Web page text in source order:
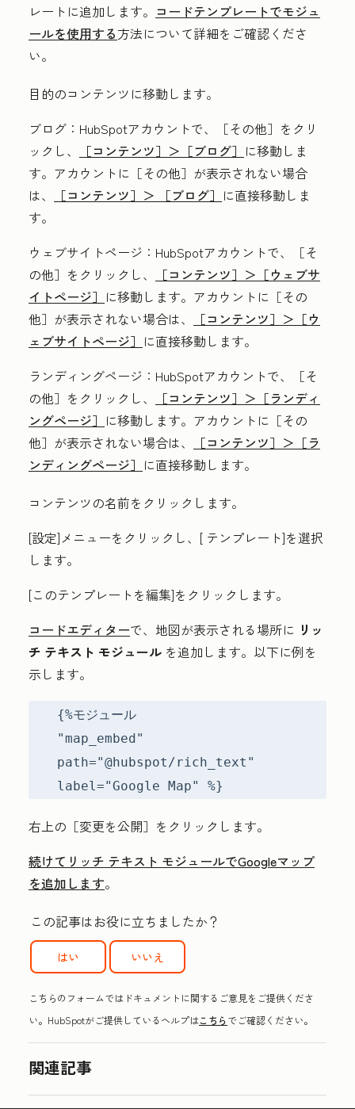
レートに追加します。 コードテンプレートでモジュ
ールを使用する方法について詳細をご確認くださ
い。
目的のコンテンツに移動します。
ブログ ：HubSpotアカウントで、
［その他］をクリ
ックし、
［コンテンツ］＞ ［ブログ］ に移動しま
す。アカウントに ［その他］が表示されない場合
は、
［コンテンツ］＞ ［ブログ］ に直接移動しま
す。
ウェブサイトページ ：HubSpotアカウントで、
［そ
の他］をクリックし、
［コンテンツ］＞ ［ウェブサ
イトページ］ に移動します。アカウントに ［その
他］が表示されない場合は、
［コンテンツ］＞ ［ウ
ェブサイトページ］ に直接移動します。
ランディングページ ：HubSpotアカウントで、
［そ
の他］をクリックし、
［コンテンツ］＞ ［ランディ
ングページ］ に移動します。アカウントに ［その
他］が表示されない場合は、
［コンテンツ］＞ ［ラ
ンディングページ］ に直接移動します。
コンテンツの名前をクリックします。
[設定]メニューをクリックし、[ テンプレート]を選択
します。
[このテンプレートを編集]をクリックします。
コードエディターで、地図が表示される場所に リッ
チ テキスト モジュール を追加します。以下に例を
示します。
{%モジュール
"map_embed"
path="@hubspot/rich_text"
label="Google Map" %}
右上の［変更を公開］ をクリックします。
続けてリッチ テキスト モジュールでGoogleマップ
を追加します。
この記事はお役に立ちましたか？
はい いいえ
こちらのフォームではドキュメントに関するご意見をご提供くださ
い。HubSpotがご提供しているヘルプはこちらでご確認ください。
関連記事